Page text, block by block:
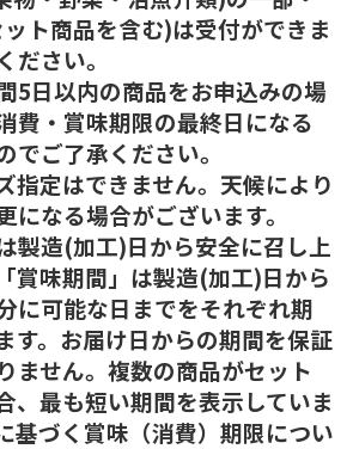
ト商品を含む)は受付ができま
ださい。
5日以内の商品をお申込みの場
費・賞味期限の最終日になる
でご了承ください。
指定はできません。天候により
になる場合がございます。
製造(加工)日から安全に召し上
賞味期間」は製造(加工)日から
に可能な日までをそれぞれ期
す。お届け日からの期間を保証
ません。複数の商品がセット
、最も短い期間を表示していま
基づく賞味（消費）期限につい